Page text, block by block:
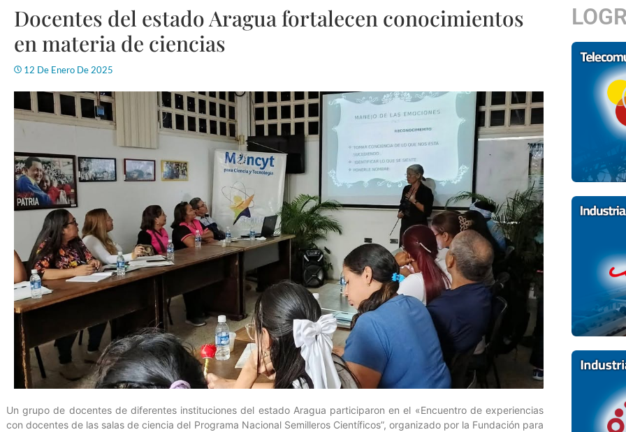
Docentes del estado Aragua fortalecen conocimientos
en materia de ciencias
12 De Enero De 2025
Un grupo de docentes de diferentes instituciones del estado Aragua participaron en el «Encuentro de experiencias
con docentes de las salas de ciencia del Programa Nacional Semilleros Científicos”, organizado por la Fundación para